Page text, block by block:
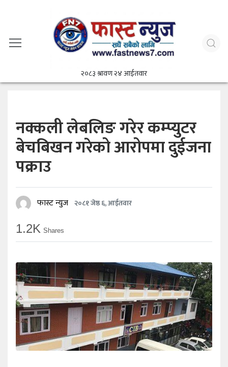
२०८३ श्रावण २४ आईतवार
नक्कली लेबलिङ गरेर कम्प्युटर
बेचबिखन गरेको आरोपमा दुईजना
पक्राउ
फास्ट न्युज २०८१ जेष्ठ ६, आईतवार
1.2K Shares